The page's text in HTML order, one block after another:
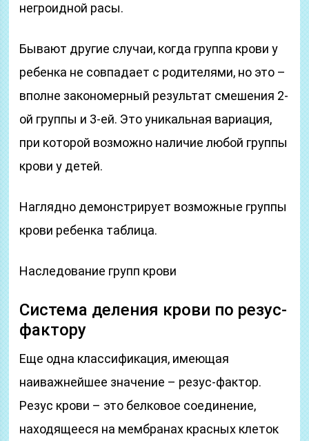
негроидной расы.
Бывают другие случаи, когда группа крови у
ребенка не совпадает с родителями, но это –
вполне закономерный результат смешения 2-
ой группы и 3-ей. Это уникальная вариация,
при которой возможно наличие любой группы
крови у детей.
Наглядно демонстрирует возможные группы
крови ребенка таблица.
Наследование групп крови
Система деления крови по резус-
фактору
Еще одна классификация, имеющая
наиважнейшее значение – резус-фактор.
Резус крови – это белковое соединение,
находящееся на мембранах красных клеток